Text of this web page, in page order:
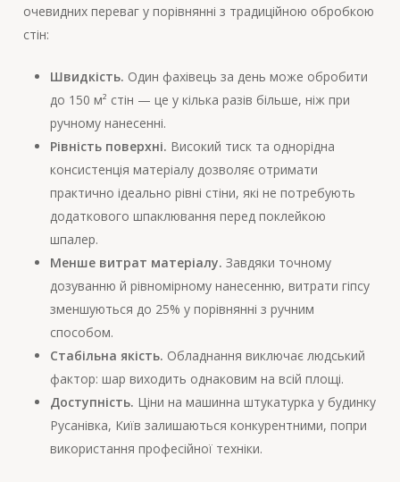
очевидних переваг у порівнянні з традиційною обробкою
стін:
Швидкість. Один фахівець за день може обробити
до 150 м² стін — це у кілька разів більше, ніж при
ручному нанесенні.
Рівність поверхні. Високий тиск та однорідна
консистенція матеріалу дозволяє отримати
практично ідеально рівні стіни, які не потребують
додаткового шпаклювання перед поклейкою
шпалер.
Менше витрат матеріалу. Завдяки точному
дозуванню й рівномірному нанесенню, витрати гіпсу
зменшуються до 25% у порівнянні з ручним
способом.
Стабільна якість. Обладнання виключає людський
фактор: шар виходить однаковим на всій площі.
Доступність. Ціни на машинна штукатурка у будинку
Русанівка, Київ залишаються конкурентними, попри
використання професійної техніки.